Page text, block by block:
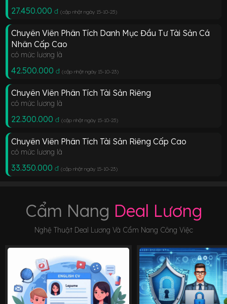
27.450.000 đ (cập nhật ngày 15-10-23)
Chuyên Viên Phân Tích Danh Mục Đầu Tư Tài Sản Cá
Nhân Cấp Cao
có mức lương là
42.500.000 đ (cập nhật ngày 15-10-23)
Chuyên Viên Phân Tích Tài Sản Riêng
có mức lương là
22.300.000 đ (cập nhật ngày 15-10-23)
Chuyên Viên Phân Tích Tài Sản Riêng Cấp Cao
có mức lương là
33.350.000 đ (cập nhật ngày 15-10-23)
Cẩm Nang Deal Lương
Nghệ Thuật Deal Lương Và Cẩm Nang Công Việc